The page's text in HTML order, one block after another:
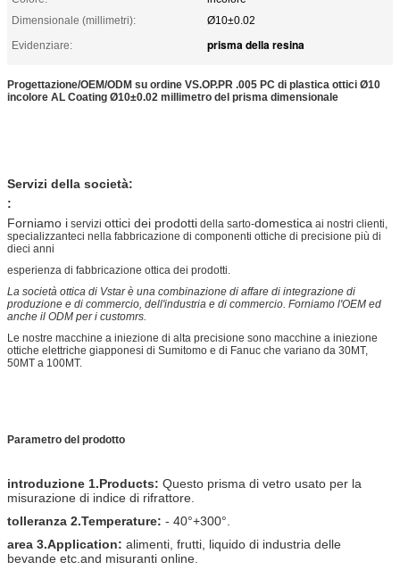
Dimensionale (millimetri):
Ø10±0.02
Evidenziare:
prisma della resina
Progettazione/OEM/ODM su ordine VS.OP.PR .005 PC di plastica ottici Ø10
incolore AL Coating Ø10±0.02 millimetro del prisma dimensionale
Servizi della società:
:
Forniamo i servizi ottici dei prodotti della sarto-domestica ai nostri clienti,
specializzanteci nella fabbricazione di componenti ottiche di precisione più di
dieci anni
esperienza di fabbricazione ottica dei prodotti.
La società ottica di Vstar è una combinazione di affare di integrazione di
produzione e di commercio, dell'industria e di commercio. Forniamo l'OEM ed
anche il ODM per i customrs.
Le nostre macchine a iniezione di alta precisione sono macchine a iniezione
ottiche elettriche giapponesi di Sumitomo e di Fanuc che variano da 30MT,
50MT a 100MT.
Parametro del prodotto
introduzione 1.Products: Questo prisma di vetro usato per la
misurazione di indice di rifrattore.
tolleranza 2.Temperature: - 40°+300°.
area 3.Application: alimenti, frutti, liquido di industria delle
bevande etc.and misuranti online.